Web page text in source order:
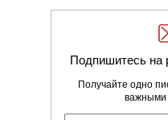
Подпишитесь на
Получайте одно
важными